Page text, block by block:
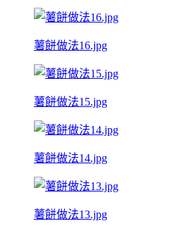
薯餅做法16.jpg
薯餅做法15.jpg
薯餅做法14.jpg
薯餅做法13.jpg